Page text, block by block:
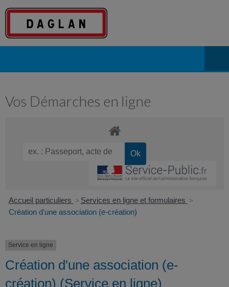
Vos Démarches en ligne
Accueil particuliers > Services en ligne et formulaires >
Création d'une association (e-création)
Service en ligne
Création d'une association (e-
création) (Service en ligne)